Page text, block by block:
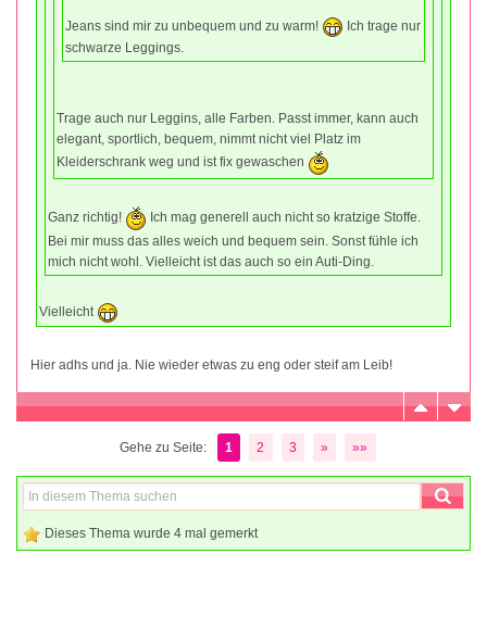
Jeans sind mir zu unbequem und zu warm!
Ich trage nur
schwarze Leggings.
Trage auch nur Leggins, alle Farben. Passt immer, kann auch
elegant, sportlich, bequem, nimmt nicht viel Platz im
Kleiderschrank weg und ist fix gewaschen
Ganz richtig!
Ich mag generell auch nicht so kratzige Stoffe.
Bei mir muss das alles weich und bequem sein. Sonst fühle ich
mich nicht wohl. Vielleicht ist das auch so ein Auti-Ding.
Vielleicht
Hier adhs und ja. Nie wieder etwas zu eng oder steif am Leib!
Gehe zu Seite: 1 2 3 » »»
Dieses Thema wurde 4 mal gemerkt